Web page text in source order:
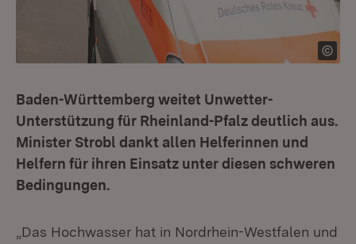
Baden-Württemberg weitet Unwetter-
Unterstützung für Rheinland-Pfalz deutlich aus.
Minister Strobl dankt allen Helferinnen und
Helfern für ihren Einsatz unter diesen schweren
Bedingungen.
„Das Hochwasser hat in Nordrhein-Westfalen und